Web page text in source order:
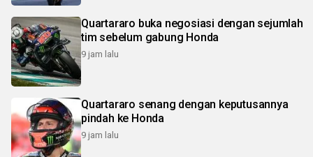
Quartararo buka negosiasi dengan sejumlah
tim sebelum gabung Honda
9 jam lalu
Quartararo senang dengan keputusannya
pindah ke Honda
9 jam lalu